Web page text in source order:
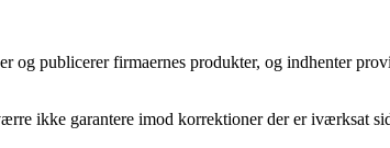
og publicerer firmaernes produkter, og indhenter
ikke garantere imod korrektioner der er iværksat